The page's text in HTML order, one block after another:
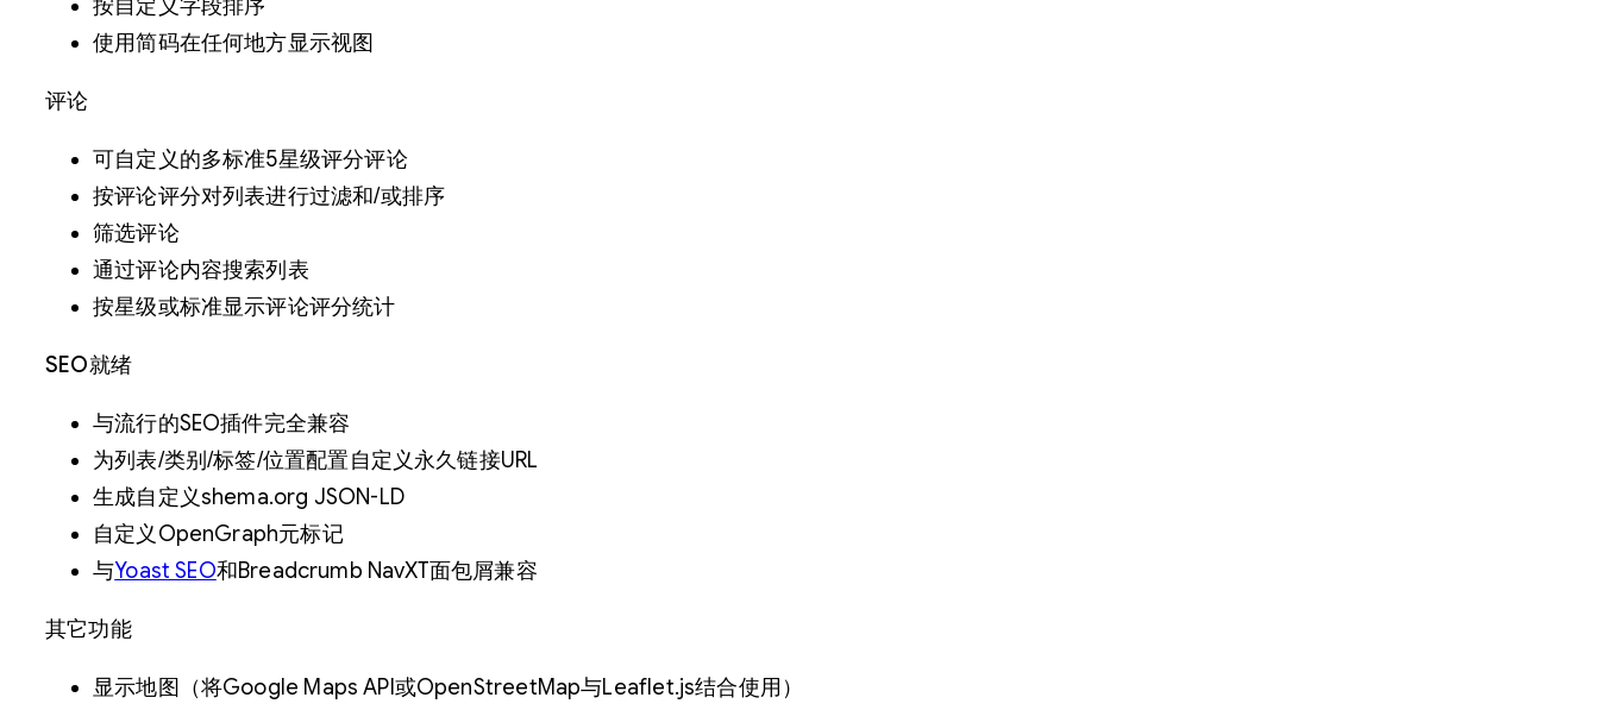
按自定义字段排序
使用简码在任何地方显示视图
评论
可自定义的多标准5星级评分评论
按评论评分对列表进行过滤和/或排序
筛选评论
通过评论内容搜索列表
按星级或标准显示评论评分统计
SEO就绪
与流行的SEO插件完全兼容
为列表/类别/标签/位置配置自定义永久链接URL
生成自定义shema.org JSON-LD
自定义OpenGraph元标记
与Yoast SEO和Breadcrumb NavXT面包屑兼容
其它功能
显示地图（将Google Maps API或OpenStreetMap与Leaflet.js结合使用）